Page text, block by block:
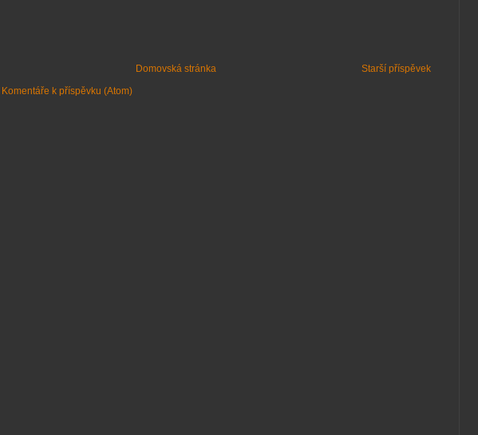
Starší příspěvek
Domovská stránka
Komentáře k příspěvku (Atom)